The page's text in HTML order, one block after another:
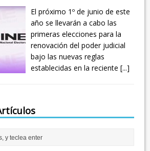
El próximo 1º de junio de este
año se llevarán a cabo las
primeras elecciones para la
renovación del poder judicial
bajo las nuevas reglas
establecidas en la reciente[...]